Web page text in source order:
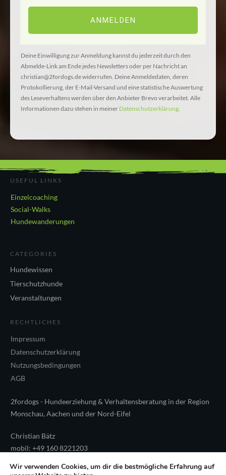
ANMELDEN
Deine Einwilligung zur Anmeldung kannst du jederzeit durch den
Abmelde-Link am Ende jedes Newsletters oder per Nachricht an
christian@2fordogs.de widerrufen. Deine Anmeldedaten, deren
Protokollierung, der E-Mail-Versand und eine statistische Auswertung
des Leseverhaltens werden über den Anbieter Brevo verarbeitet. Alle
Informationen dazu stehen in meiner Datenschutzerklärung.
USEFUL LINKS
Einzelcoaching
Social-Walks
Hundewanderungen
CATEGORIES
Hundewissen
Tierschutzhunde
Veranstaltungen
RECHTLICHES
Impressum
Datenschutzerklärung
Nutzungsbedingungen
AGB
2fordogs - Hundeerziehung & Verhaltensberatung in der Region
Monschau, Aachen und der Nord-Eifel
Christian Bätz
mobil: +49 160 8221203
Wir verwenden Cookies, um dir die bestmögliche Erfahrung auf